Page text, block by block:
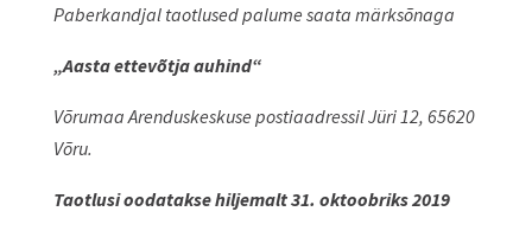
Paberkandjal taotlused palume saata märksõnaga
„Aasta ettevõtja auhind“
Võrumaa Arenduskeskuse postiaadressil Jüri 12, 65620
Võru.
Taotlusi oodatakse hiljemalt31. oktoobriks 2019